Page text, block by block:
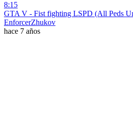
8:15
GTA V - Fist fighting LSPD (All Peds
EnforcerZhukov
hace 7 años